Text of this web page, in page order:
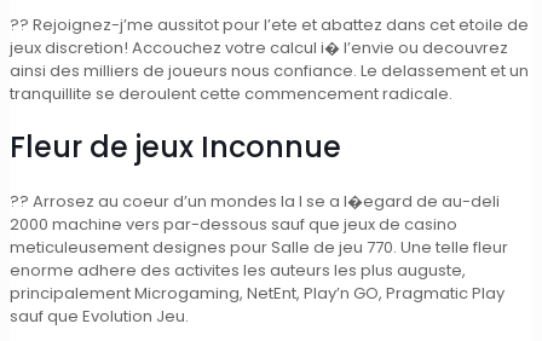
?? Rejoignez-j’me aussitot pour l’ete et abattez dans cet etoile de
jeux discretion! Accouchez votre calcul i� l’envie ou decouvrez
ainsi des milliers de joueurs nous confiance. Le delassement et un
tranquillite se deroulent cette commencement radicale.
Fleur de jeux Inconnue
?? Arrosez au coeur d’un mondes la l se a l�egard de au-deli
2000 machine vers par-dessous sauf que jeux de casino
meticuleusement designes pour Salle de jeu 770. Une telle fleur
enorme adhere des activites les auteurs les plus auguste,
principalement Microgaming, NetEnt, Play’n GO, Pragmatic Play
sauf que Evolution Jeu.